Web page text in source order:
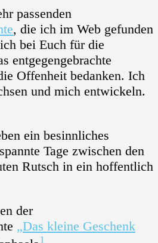
passenden
, die ich im Web gefunden
bei Euch für die
entgegengebrachte
Offenheit bedanken. Ich
und mich entwickeln.
ein besinnliches
Tage zwischen den
Rutsch in ein hoffentlich
der
„Das kleine Geschenk
1